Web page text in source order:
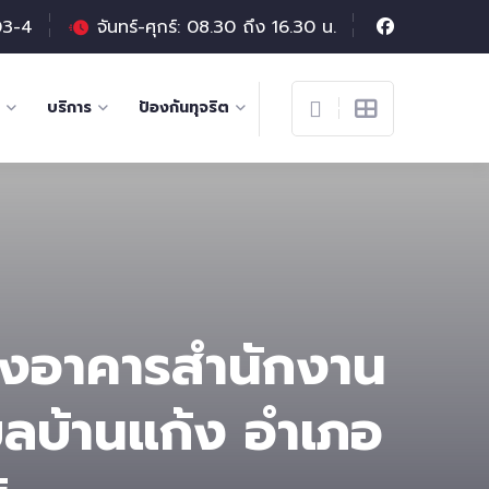
4 จันทร์-ศุกร์: 08.30 ถึง 16.30 น.
บริการ ป้องกันทุจริต
อาคารสำนักงาน
บ้านแก้ง อำเภอ